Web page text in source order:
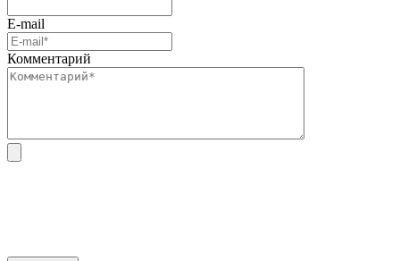
E-mail
Комментарий